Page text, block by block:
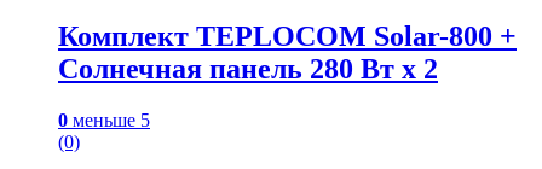
Комплект TEPLOCOM Solar-800 +
Солнечная панель 280 Вт х 2
0 меньше 5
(0)